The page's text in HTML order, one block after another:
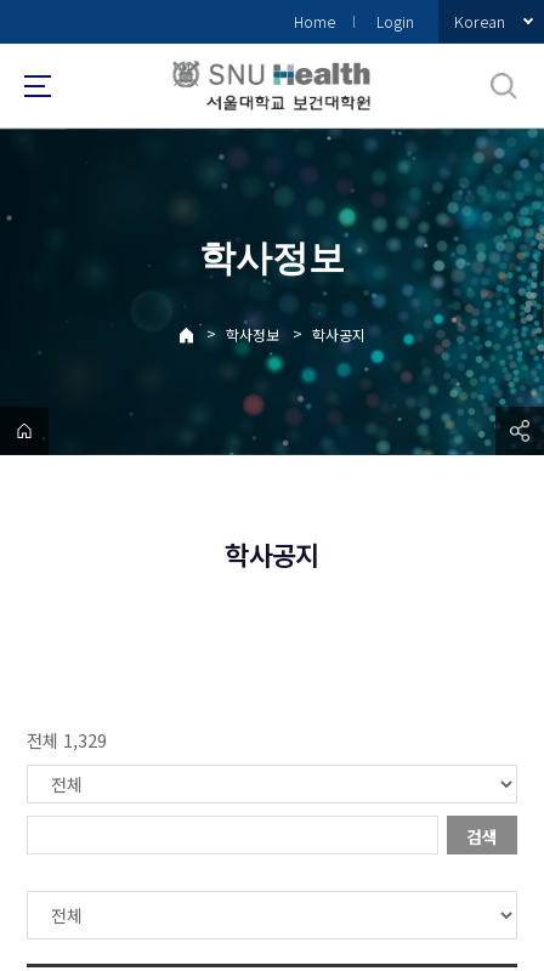
로
메
Home Login Korean
학사정보
> 학사정보 > 학사공지
학사공지
전체 1,329
검색